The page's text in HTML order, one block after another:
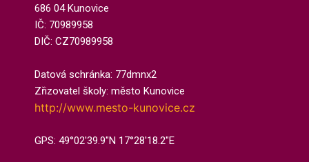
686 04 Kunovice
IČ: 70989958
DIČ: CZ70989958
Datová schránka: 77dmnx2​
Zřizovatel školy: město Kunovice
http://www.mesto-kunovice.cz
GPS: 49°02'39.9"N 17°28'18.2"E